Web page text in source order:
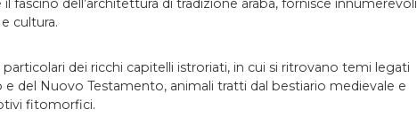
fascino dell’architettura di tradizione araba, fornisce innumerevoli
cultura.
dei ricchi capitelli istroriati, in cui si ritrovano temi legati
e del Nuovo Testamento, animali tratti dal bestiario medievale e
fitomorfici.